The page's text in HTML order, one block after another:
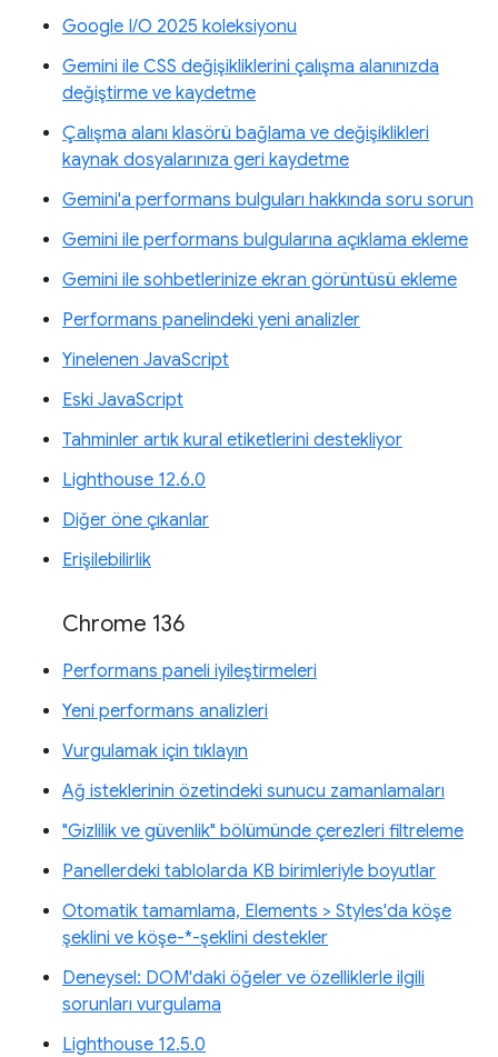
Google I/O 2025 koleksiyonu
Gemini ile CSS değişikliklerini çalışma alanınızda
değiştirme ve kaydetme
Çalışma alanı klasörü bağlama ve değişiklikleri
kaynak dosyalarınıza geri kaydetme
Gemini'a performans bulguları hakkında soru sorun
Gemini ile performans bulgularına açıklama ekleme
Gemini ile sohbetlerinize ekran görüntüsü ekleme
Performans panelindeki yeni analizler
Yinelenen JavaScript
Eski JavaScript
Tahminler artık kural etiketlerini destekliyor
Lighthouse 12.6.0
Diğer öne çıkanlar
Erişilebilirlik
Chrome 136
Performans paneli iyileştirmeleri
Yeni performans analizleri
Vurgulamak için tıklayın
Ağ isteklerinin özetindeki sunucu zamanlamaları
"Gizlilik ve güvenlik" bölümünde çerezleri filtreleme
Panellerdeki tablolarda KB birimleriyle boyutlar
Otomatik tamamlama, Elements > Styles'da köşe
şeklini ve köşe-*-şeklini destekler
Deneysel: DOM'daki öğeler ve özelliklerle ilgili
sorunları vurgulama
Lighthouse 12.5.0